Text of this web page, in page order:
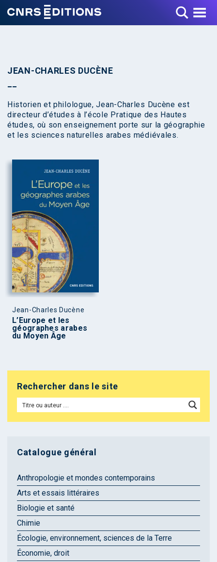
Toggle Menu
JEAN-CHARLES DUCÈNE
Historien et philologue, Jean-Charles Ducène est
directeur d’études à l’école Pratique des Hautes
études, où son enseignement porte sur la géographie
et les sciences naturelles arabes médiévales.
Jean-Charles Ducène
L’Europe et les
géographes arabes
du Moyen Âge
Rechercher dans le site
Catalogue général
Anthropologie et mondes contemporains
Arts et essais littéraires
Biologie et santé
Chimie
Écologie, environnement, sciences de la Terre
Économie, droit